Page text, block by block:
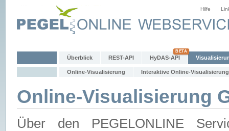
Hilfe
Überblick REST-API HyDAS-API
Online-Visualisierung Interaktive Online-Visualisierung
Online-Visualisierung
Über den PEGELONLINE